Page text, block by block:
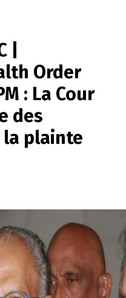
Order
: La Cour
des
plainte